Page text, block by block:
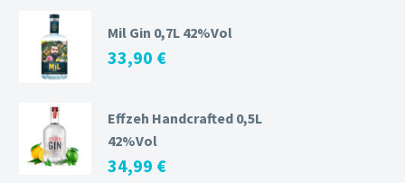
Mil Gin 0,7L 42%Vol
33,90 €
Effzeh Handcrafted 0,5L
42%Vol
34,99 €